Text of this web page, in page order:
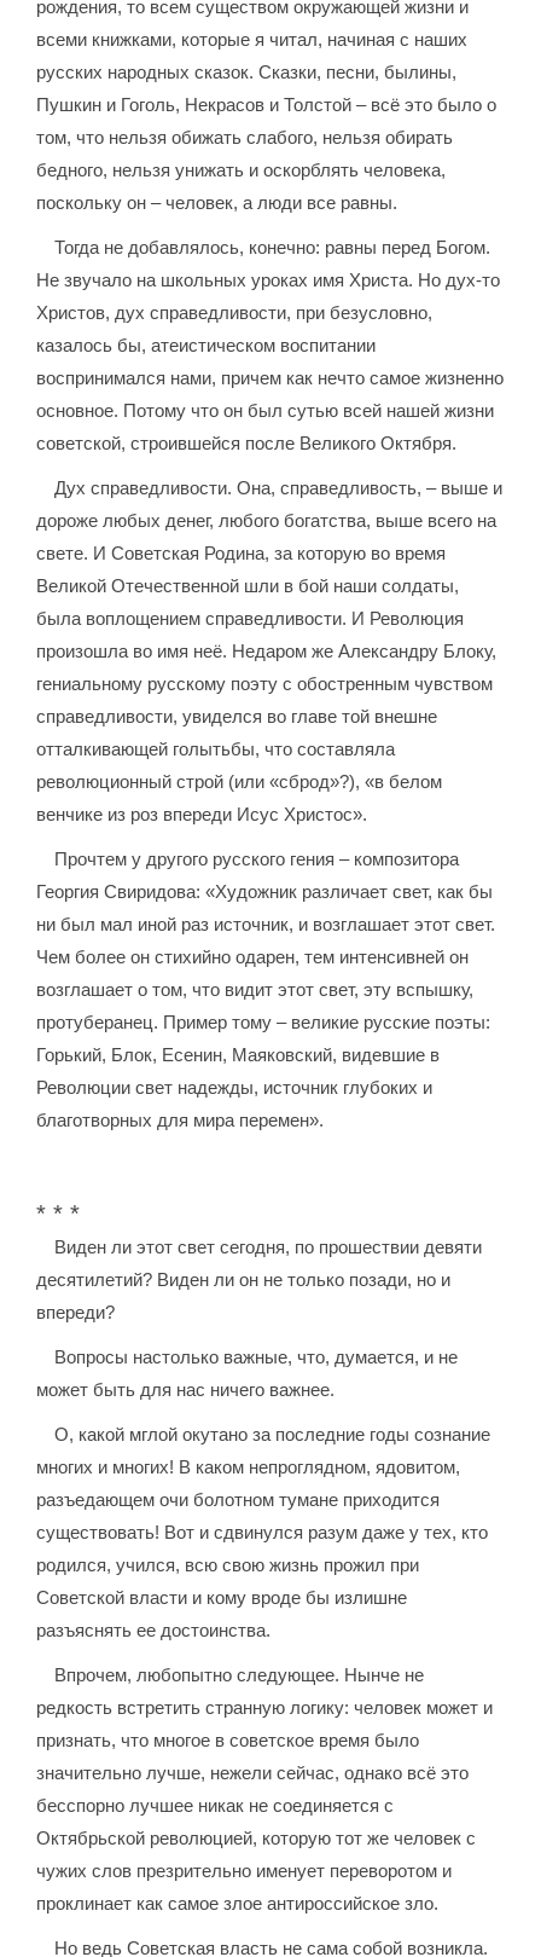
рождения, то всем существом окружающей жизни и
всеми книжками, которые я читал, начиная с наших
русских народных сказок. Сказки, песни, былины,
Пушкин и Гоголь, Некрасов и Толстой – всё это было о
том, что нельзя обижать слабого, нельзя обирать
бедного, нельзя унижать и оскорблять человека,
поскольку он – человек, а люди все равны.
Тогда не добавлялось, конечно: равны перед Богом.
Не звучало на школьных уроках имя Христа. Но дух-то
Христов, дух справедливости, при безусловно,
казалось бы, атеистическом воспитании
воспринимался нами, причем как нечто самое жизненно
основное. Потому что он был сутью всей нашей жизни
советской, строившейся после Великого Октября.
Дух справедливости. Она, справедливость, – выше и
дороже любых денег, любого богатства, выше всего на
свете. И Советская Родина, за которую во время
Великой Отечественной шли в бой наши солдаты,
была воплощением справедливости. И Революция
произошла во имя неё. Недаром же Александру Блоку,
гениальному русскому поэту с обостренным чувством
справедливости, увиделся во главе той внешне
отталкивающей голытьбы, что составляла
революционный строй (или «сброд»?), «в белом
венчике из роз впереди Исус Христос».
Прочтем у другого русского гения – композитора
Георгия Свиридова: «Художник различает свет, как бы
ни был мал иной раз источник, и возглашает этот свет.
Чем более он стихийно одарен, тем интенсивней он
возглашает о том, что видит этот свет, эту вспышку,
протуберанец. Пример тому – великие русские поэты:
Горький, Блок, Есенин, Маяковский, видевшие в
Революции свет надежды, источник глубоких и
благотворных для мира перемен».
* * *
Виден ли этот свет сегодня, по прошествии девяти
десятилетий? Виден ли он не только позади, но и
впереди?
Вопросы настолько важные, что, думается, и не
может быть для нас ничего важнее.
О, какой мглой окутано за последние годы сознание
многих и многих! В каком непроглядном, ядовитом,
разъедающем очи болотном тумане приходится
существовать! Вот и сдвинулся разум даже у тех, кто
родился, учился, всю свою жизнь прожил при
Советской власти и кому вроде бы излишне
разъяснять ее достоинства.
Впрочем, любопытно следующее. Нынче не
редкость встретить странную логику: человек может и
признать, что многое в советское время было
значительно лучше, нежели сейчас, однако всё это
бесспорно лучшее никак не соединяется с
Октябрьской революцией, которую тот же человек с
чужих слов презрительно именует переворотом и
проклинает как самое злое антироссийское зло.
Но ведь Советская власть не сама собой возникла.